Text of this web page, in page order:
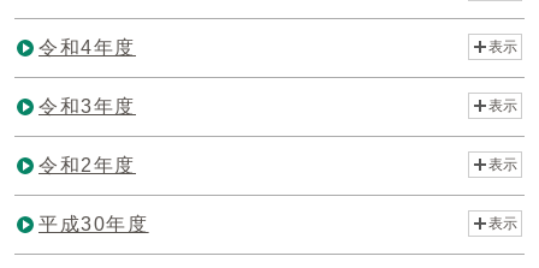
令和4年度 表示
令和3年度 表示
令和2年度 表示
平成30年度 表示